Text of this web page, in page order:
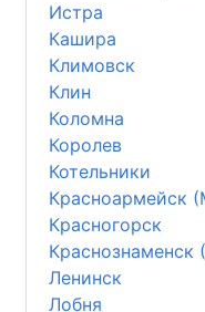
Истра
Кашира
Климовск
Клин
Коломна
Королев
Котельники
Красноармейск
Красногорск
Краснознаменск
Ленинск
Лобня